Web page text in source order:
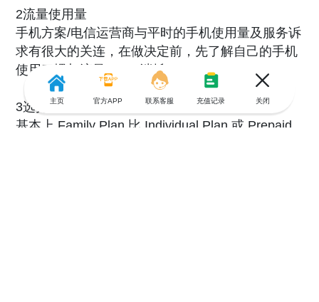
2流量使用量
手机方案/电信运营商与平时的手机使用量及服务诉
求有很大的关连，在做决定前，先了解自己的手机
使用习惯与流量 Data 消耗
3选择图3所说的套餐方案
基本上 Family Plan 比 Individual Plan 或 Prepaid
主页 官方APP 联系客服 充值记录 关闭